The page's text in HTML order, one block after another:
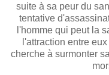
suite à sa peur du
tentative
l'homme qui peut la
l'attraction entre
cherche à surmonter